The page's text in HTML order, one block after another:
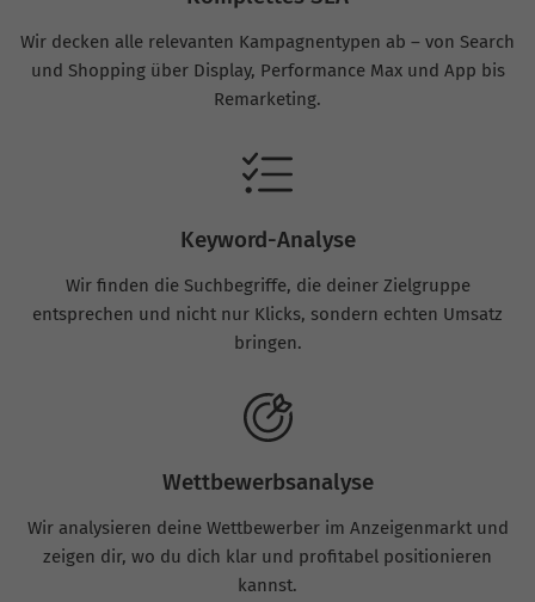
Wir decken alle relevanten Kampagnentypen ab – von Search
und Shopping über Display, Performance Max und App bis
Remarketing.
Keyword-Analyse
Wir finden die Suchbegriffe, die deiner Zielgruppe
entsprechen und nicht nur Klicks, sondern echten Umsatz
bringen.
Wettbewerbsanalyse
Wir analysieren deine Wettbewerber im Anzeigenmarkt und
zeigen dir, wo du dich klar und profitabel positionieren
kannst.